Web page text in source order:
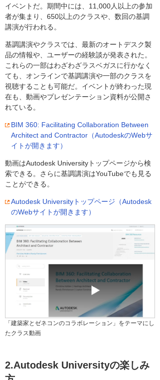
イベントだ。期間中には、11,000人以上の参加
者が集まり、650以上のクラスや、数回の基調
講演が行われる。
基調講演やクラスでは、最新のオートデスク製
品の情報や、ユーザーの経験談が発表された。
これらの一部はわざわざラスベガスに行かなく
ても、オンラインで基調講演や一部のクラスを
視聴することも可能だ。イベントが終わった現
在も、動画やプレゼンテーション資料が公開さ
れている。
BIM 360: Facilitating Collaboration Between
Architect and Contractor（AutodeskのWebサ
イトが開きます）
動画はAutodesk Universityトップページから検
索できる。さらに基調講演はYouTubeでも見る
ことができる。
Autodesk Universityトップページ（Autodesk
のWebサイトが開きます）
「建築家とゼネコンのコラボレーション」をテーマにし
たクラス動画
2.Autodesk Universityの楽しみ